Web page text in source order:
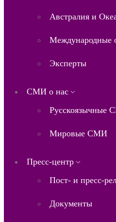
Австралия и
Международные
Эксперты
СМИ о нас
Русскоязычные
Мировые СМИ
Пресс-центр
Пост- и пресс-
Документы